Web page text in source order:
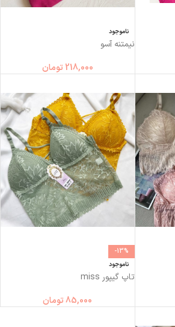
ناموجود
نیمتنه آسو
218,000 تومان
-13%
ناموجود
تاپ گیپور miss
85,000 تومان